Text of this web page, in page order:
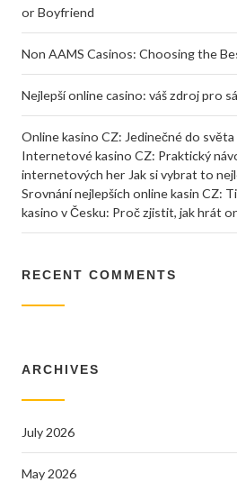
or Boyfriend
Non AAMS Casinos: Choosing the
Nejlepší online casino: váš zdroj pro
Online kasino CZ: Jedinečné do
Internetové kasino CZ: Praktický
internetových her Jak si vybrat to
Srovnání nejlepších online kasin CZ:
kasino v Česku: Proč zjistit, jak hrát
RECENT COMMENTS
ARCHIVES
July 2026
May 2026